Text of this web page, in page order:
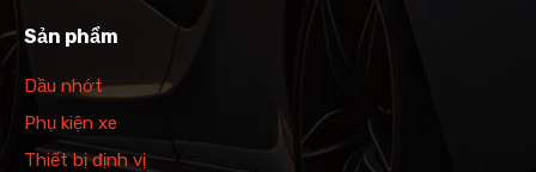
Sản phẩm
Dầu nhớt
Phụ kiện xe
Thiết bị định vị